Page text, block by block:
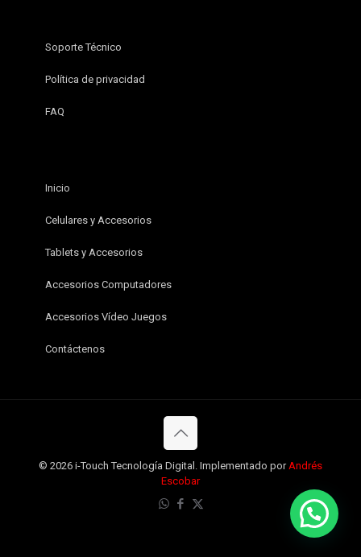
Soporte Técnico
Política de privacidad
FAQ
Inicio
Celulares y Accesorios
Tablets y Accesorios
Accesorios Computadores
Accesorios Vídeo Juegos
Contáctenos
© 2026 i-Touch Tecnología Digital. Implementado porAndrés
Escobar